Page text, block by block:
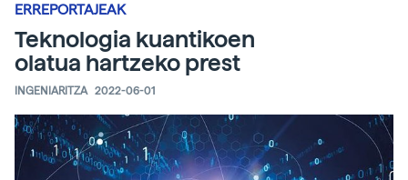
ERREPORTAJEAK
Teknologia kuantikoen
olatua hartzeko prest
INGENIARITZA 2022-06-01